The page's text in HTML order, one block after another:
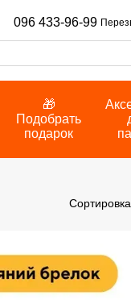
096 433-96-99
🎁
Подобрать
подарок